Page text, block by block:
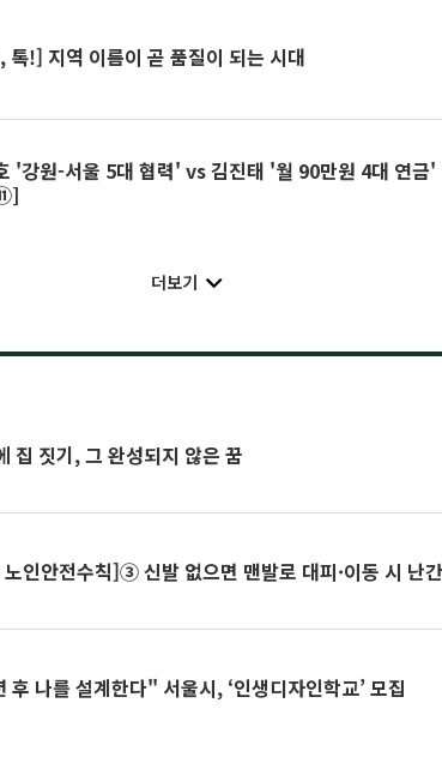
톡!] 지역 이름이 곧 품질이 되는 시대
'강원-서울 5대 협력' vs 김진태 '월 90만원 4대 연금
더보기
집 짓기, 그 완성되지 않은 꿈
인안전수칙]③ 신발 없으면 맨발로 대피·이동 시 난
후 나를 설계한다" 서울시, ‘인생디자인학교’ 모집